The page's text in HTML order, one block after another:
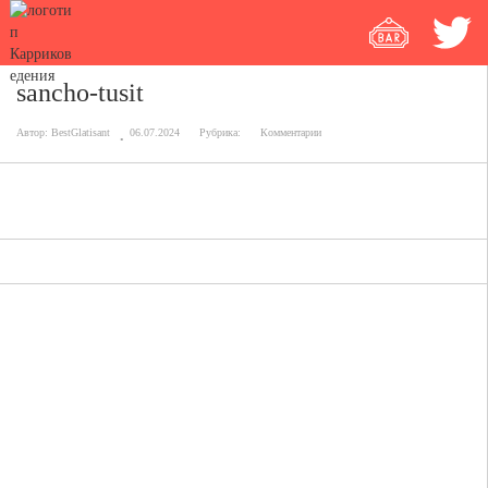
sancho-tusit
Автор: BestGlatisant 06.07.2024 Рубрика: Комментарии